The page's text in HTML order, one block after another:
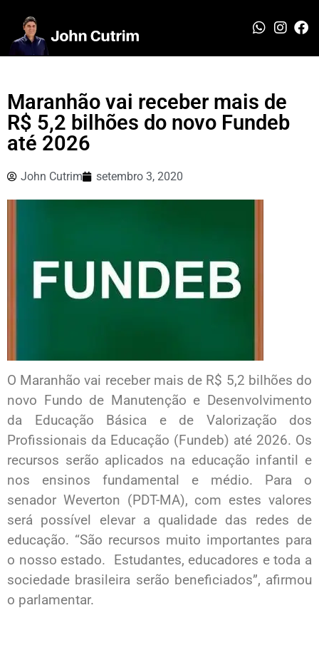
Maranhão vai receber mais de
R$ 5,2 bilhões do novo Fundeb
até 2026
John Cutrim setembro 3, 2020
O Maranhão vai receber mais de R$ 5,2 bilhões do
novo Fundo de Manutenção e Desenvolvimento
da Educação Básica e de Valorização dos
Profissionais da Educação (Fundeb) até 2026. Os
recursos serão aplicados na educação infantil e
nos ensinos fundamental e médio. Para o
senador Weverton (PDT-MA), com estes valores
será possível elevar a qualidade das redes de
educação. “São recursos muito importantes para
o nosso estado. Estudantes, educadores e toda a
sociedade brasileira serão beneficiados”, afirmou
o parlamentar.